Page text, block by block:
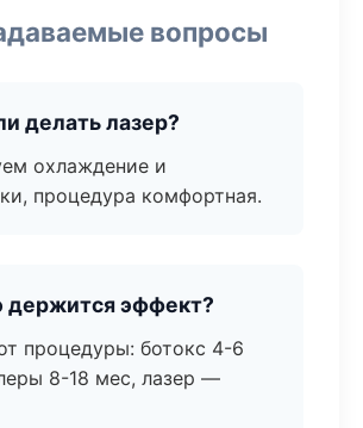
вопросы
делать лазер?
охлаждение и
процедура комфортная.
держится эффект?
процедуры: ботокс 4-6
8-18 мес, лазер —